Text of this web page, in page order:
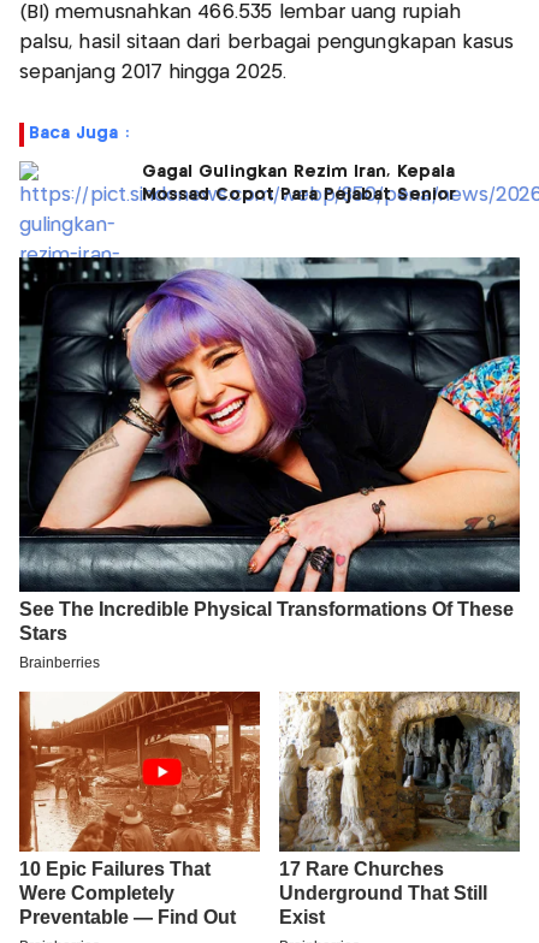
(BI) memusnahkan 466.535 lembar uang rupiah
palsu, hasil sitaan dari berbagai pengungkapan kasus
sepanjang 2017 hingga 2025.
Baca Juga :
Gagal Gulingkan Rezim Iran, Kepala
Mossad Copot Para Pejabat Senior